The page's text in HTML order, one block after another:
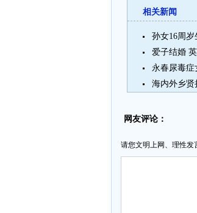
相关新闻
孙女16周
爱子结婚
永春尿毒
海内外乡贤
网友评论：
请您文明上网、理性发